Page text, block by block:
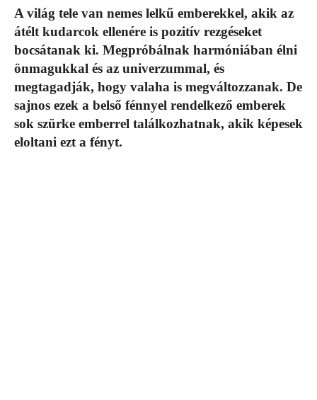
A világ tele van nemes lelkű emberekkel, akik az
átélt kudarcok ellenére is pozitív rezgéseket
bocsátanak ki. Megpróbálnak harmóniában élni
önmagukkal és az univerzummal, és
megtagadják, hogy valaha is megváltozzanak. De
sajnos ezek a belső fénnyel rendelkező emberek
sok szürke emberrel találkozhatnak, akik képesek
eloltani ezt a fényt.